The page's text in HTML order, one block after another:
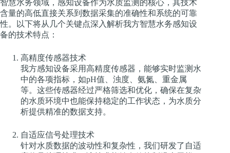
智慧水务领域，感知设备作为水质监测的核心，其技术
含量的高低直接关系到数据采集的准确性和系统的可靠
性。以下将从几个关键点深入解析我方智慧水务感知设
备的技术特点：
高精度传感器技术
我方感知设备采用高精度传感器，能够实时监测水
中的各项指标，如pH值、浊度、氨氮、重金属
等。这些传感器经过严格筛选和优化，确保在复杂
的水质环境中也能保持稳定的工作状态，为水质分
析提供精准的数据支持。
自适应信号处理技术
针对水质数据的波动性和复杂性，我们研发了自适